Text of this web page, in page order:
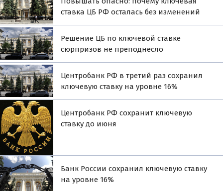
ставка ЦБ РФ осталась без изменений
Решение ЦБ по ключевой ставке
сюрпризов не преподнесло
Центробанк РФ в третий раз сохранил
ключевую ставку на уровне 16%
Центробанк РФ сохранит ключевую
ставку до июня
Банк России сохранил ключевую ставку
на уровне 16%